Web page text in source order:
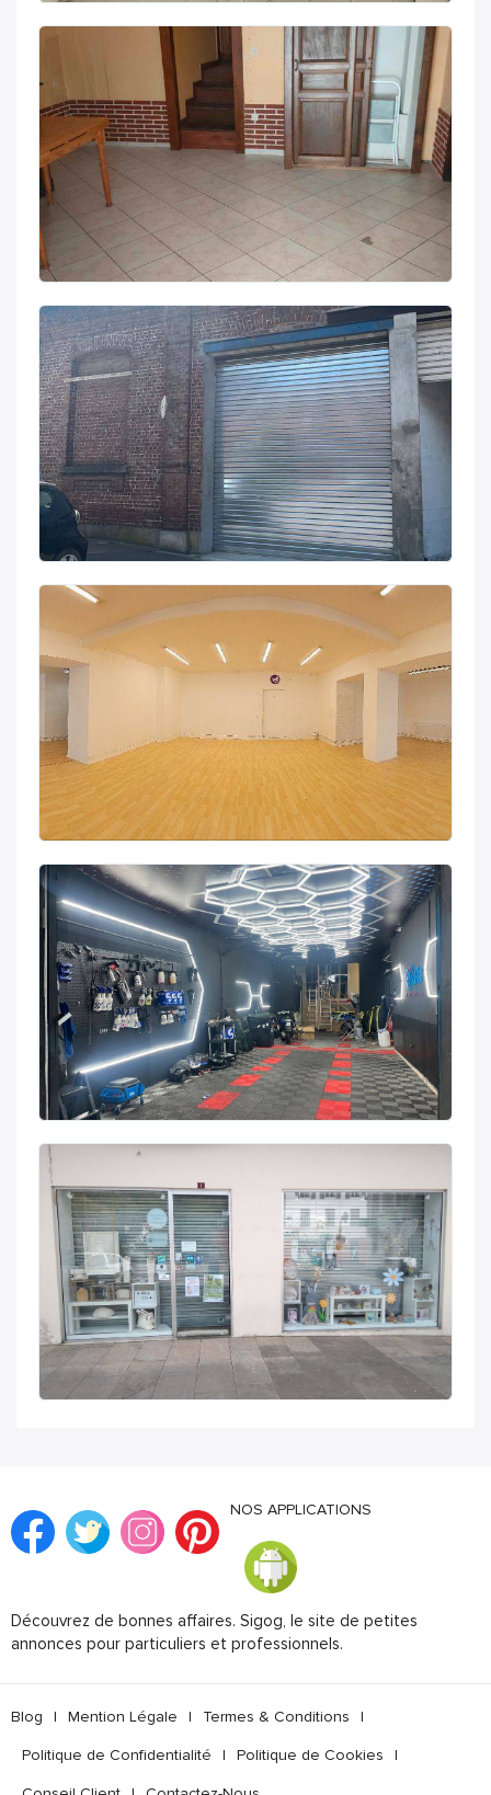
NOS APPLICATIONS
Découvrez de bonnes affaires. Sigog, le site de petites
annonces pour particuliers et professionnels.
Blog | Mention Légale | Termes & Conditions |
Politique de Confidentialité | Politique de Cookies |